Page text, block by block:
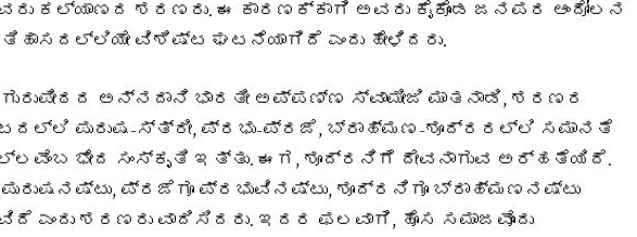
ಕಲ್ಯಾಣದ ಶರಣರು. ಈ ಕಾರಣಕ್ಕಾಗಿ ಅವರು ಕೈಕೊಂಡ ಜನಪರ ಆಂದೋಲನ
ವಿಶಿಷ್ಟ ಘಟನೆಯಾಗಿದೆ ಎಂದು ಹೇಳಿದರು.
ಅನ್ನದಾನಿ ಭಾರತೀ ಅಪ್ಪಣ್ಣ ಸ್ವಾಮೀಜಿ ಮಾತನಾಡಿ, ಶರಣರ
ಪುರುಷ-ಸ್ತ್ರೀ, ಪ್ರಭು-ಪ್ರಜೆ, ಬ್ರಾಹ್ಮಣ-ಶೂದ್ರರಲ್ಲಿ ಸಮಾನತೆ
ಭೇದ ಸಂಸ್ಕೃತಿ ಇತ್ತು. ಈಗ, ಶೂದ್ರನಿಗೆ ದೇವನಾಗುವ ಅರ್ಹತೆಯಿದೆ.
ಪುರುಷನಷ್ಟು, ಪ್ರಜೆಗೂ ಪ್ರಭುವಿನಷ್ಟು, ಶೂದ್ರನಿಗೂ ಬ್ರಾಹ್ಮಣನಷ್ಟು
ಎಂದು ಶರಣರು ವಾದಿಸಿದರು. ಇದರ ಫಲವಾಗಿ, ಹೊಸ ಸಮಾಜವೊಂದು